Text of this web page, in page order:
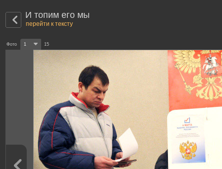
И топим его мы
перейти к тексту
Фото 1 15